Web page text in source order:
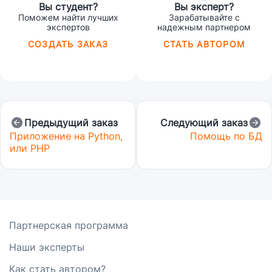
разработки ИС. В разделе 4.2
Требования к объему курсовой
работы описаны еще и треб.к
таблицам и форм.Надо
Вы студент?
Поможем найти лучших
экспертов
СОЗДАТЬ ЗАКАЗ
Вы эксперт?
Зарабатывайте с
надежным партнером
СТАТЬ АВТОРОМ
Предыдущий заказ
Приложение на Python,
или PHP
Следующий заказ
Помощь по БД
Партнерская программа
Наши эксперты
Как стать автором?